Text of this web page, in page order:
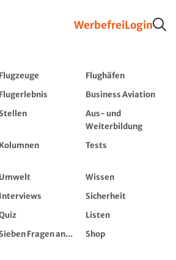
WerbefreiLogin
Flugzeuge
Flughäfen
Flugerlebnis
Business Aviation
Aus- und
Weiterbildung
Kolumnen Tests
Umwelt
Wissen
Interviews
Sicherheit
Listen
Fragen an...
Shop